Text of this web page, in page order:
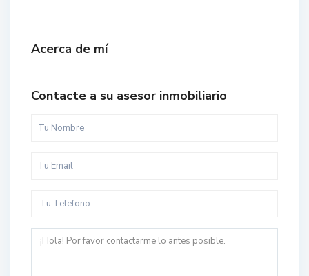
Acerca de mí
Contacte a su asesor inmobiliario